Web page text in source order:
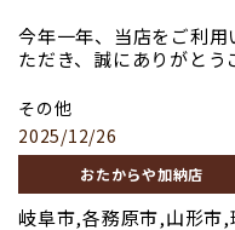
買取専門店 おたからや
森店
＃グッチ
＃バカラ
＃ディオール
#ヴィトン
平和堂尾西店 出入り口
＃プラチナ
＃ブランド品
＃ロレックス
#バレンシアガ
＃コーチ
＃グッチ
今年一年、当店をご利用
ただき、誠にありがとう
てきたお品物一点一点に、
それぞれの思い出やストー
リーがあり、それを私た
お任せいただけたこと、
り感謝申し上げます。
お客様の「ありがとう」
その他
2025/12/26
おたからや加納店
岐阜市,各務原市,山形市,